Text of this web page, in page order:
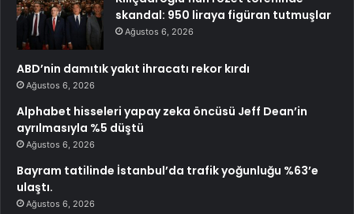
skandal: 950 liraya figüran tutmuşlar
Ağustos 6, 2026
ABD’nin damıtık yakıt ihracatı rekor kırdı
Ağustos 6, 2026
Alphabet hisseleri yapay zeka öncüsü Jeff Dean’in
ayrılmasıyla %5 düştü
Ağustos 6, 2026
Bayram tatilinde İstanbul’da trafik yoğunluğu %63’e
ulaştı.
Ağustos 6, 2026